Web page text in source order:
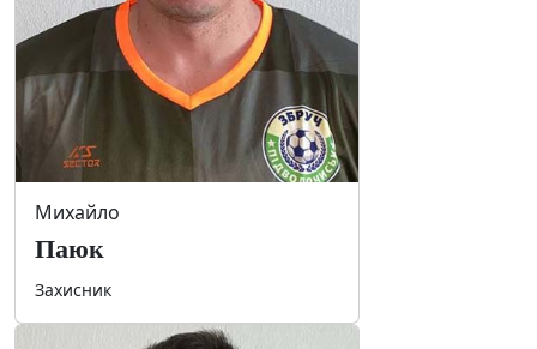
Михайло
Паюк
Захисник